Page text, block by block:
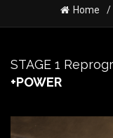
Home
STAGE 1
+POWER